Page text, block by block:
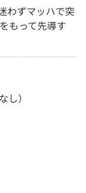
わずマッハで突
もって先導す
）